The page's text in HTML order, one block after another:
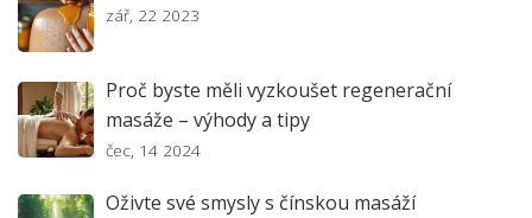
zář, 22 2023
Proč byste měli vyzkoušet regenerační
masáže – výhody a tipy
čec, 14 2024
Oživte své smysly s čínskou masáží